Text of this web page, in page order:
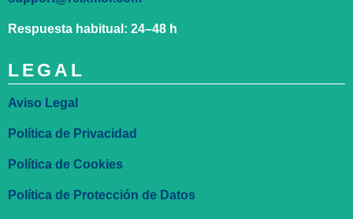
Respuesta habitual: 24–48 h
LEGAL
Aviso Legal
Política de Privacidad
Política de Cookies
Política de Protección de Datos